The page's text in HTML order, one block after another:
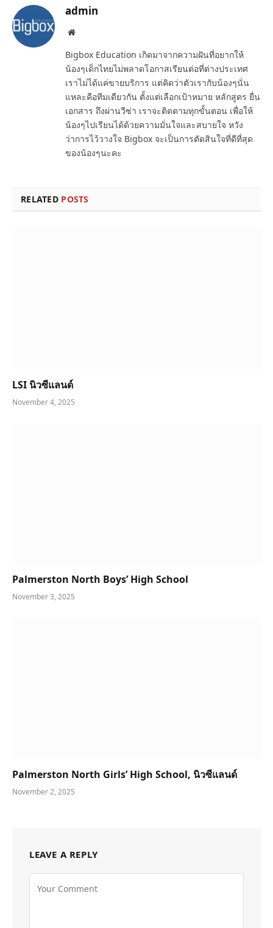
admin
Website
Bigbox Education เกิดมาจากความฝันที่อยากให้
น้องๆเด็กไทยไม่พลาดโอกาสเรียนต่อที่ต่างประเทศ
เราไม่ได้แค่ขายบริการ แต่คิดว่าตัวเรากับน้องๆนั่น
แหละคือทีมเดียวกัน ตั้งแต่เลือกเป้าหมาย หลักสูตร ยื่น
เอกสาร ถึงผ่านวีซ่า เราจะติดตามทุกขั้นตอน เพื่อให้
น้องๆไปเรียนได้ด้วยความมั่นใจและสบายใจ หวัง
ว่าการไว้วางใจ Bigbox จะเป็นการตัดสินใจที่ดีที่สุด
ของน้องๆนะคะ
RELATED POSTS
LSI นิวซีแลนด์
November 4, 2025
Palmerston North Boys’ High School
November 3, 2025
Palmerston North Girls’ High School, นิวซีแลนด์
November 2, 2025
LEAVE A REPLY